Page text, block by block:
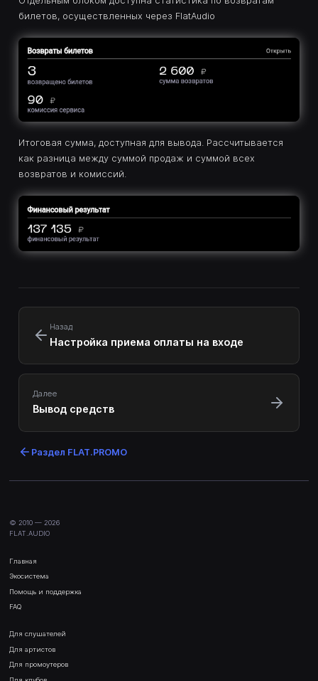
билетов, осуществленных через FlatAudio
Итоговая сумма, доступная для вывода. Рассчитывается
как разница между суммой продаж и суммой всех
возвратов и комиссий.
Назад
Настройка приема оплаты на входе
Далее
Вывод средств
Раздел FLAT.PROMO
© 2010 — 2026
FLAT.AUDIO
Главная
Экосистема
Помощь и поддержка
FAQ
Для слушателей
Для артистов
Для промоутеров